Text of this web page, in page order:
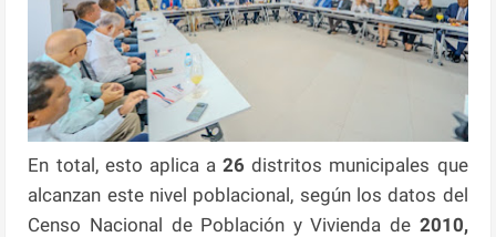
En total, esto aplica a 26 distritos municipales que
alcanzan este nivel poblacional, según los datos del
Censo Nacional de Población y Vivienda de2010,